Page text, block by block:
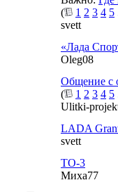
(
1 2 3 4 5
svett
«Лада
Oleg08
Общение с
(
1 2 3 4 5
Ulitki-
LADA
svett
ТО-3
Миха77